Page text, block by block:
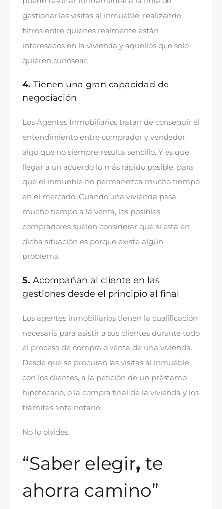
gestionar las visitas al inmueble, realizando
filtros entre quienes realmente están
interesados en la vivienda y aquellos que solo
quieren curiosear.
4. Tienen una gran capacidad de
negociación
Los Agentes Inmobiliarios tratan de conseguir el
entendimiento entre comprador y vendedor,
algo que no siempre resulta sencillo. Y es que
llegar a un acuerdo lo más rápido posible, para
que el inmueble no permanezca mucho tiempo
en el mercado. Cuando una vivienda pasa
mucho tiempo a la venta, los posibles
compradores suelen considerar que si está en
dicha situación es porque existe algún
problema.
5. Acompañan al cliente en las
gestiones desde el principio al final
Los agentes inmobiliarios tienen la cualificación
necesaria para asistir a sus clientes durante todo
el proceso de compra o venta de una vivienda.
Desde que se procuran las visitas al inmueble
con los clientes, a la petición de un préstamo
hipotecario, o la compra final de la vivienda y los
trámites ante notario.
No lo olvides,
“Saber elegir, te
ahorra camino”